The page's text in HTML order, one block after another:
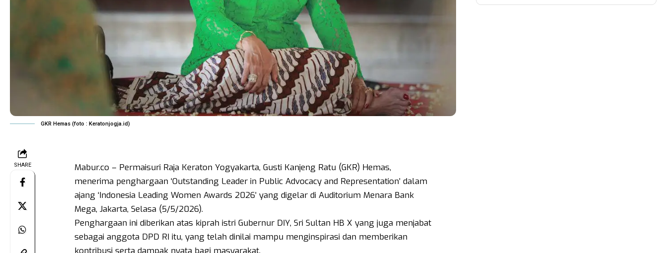
GKR Hemas (foto : Keratonjogja.id)
SHARE
Mabur.co – Permaisuri Raja Keraton Yogyakarta, Gusti Kanjeng Ratu (GKR) Hemas,
menerima penghargaan ‘Outstanding Leader in Public Advocacy and Representation’ dalam
ajang ‘Indonesia Leading Women Awards 2026’ yang digelar di Auditorium Menara Bank
Mega, Jakarta, Selasa (5/5/2026).
Penghargaan ini diberikan atas kiprah istri Gubernur DIY, Sri Sultan HB X yang juga menjabat
sebagai anggota DPD RI itu, yang telah dinilai mampu menginspirasi dan memberikan
kontribusi serta dampak nyata bagi masyarakat.